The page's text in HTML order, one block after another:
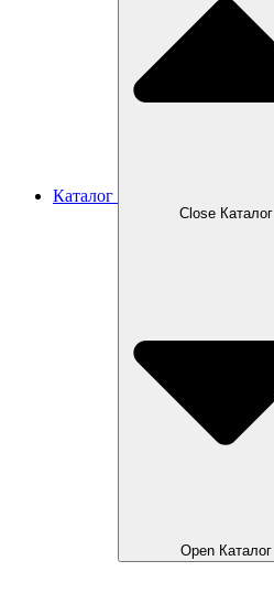
Каталог
Close Каталог
Open Каталог